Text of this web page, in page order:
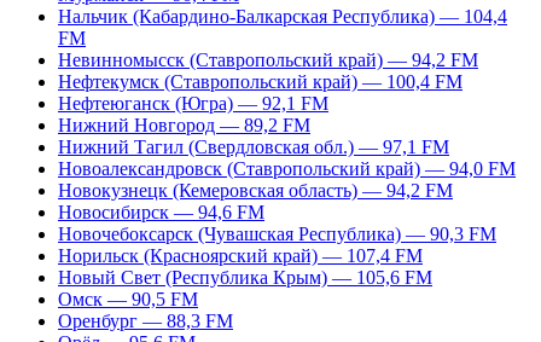
Нальчик (Кабардино-Балкарская Республика) — 104,4
FM
Невинномысск (Ставропольский край) — 94,2 FM
Нефтекумск (Ставропольский край) — 100,4 FM
Нефтеюганск (Югра) — 92,1 FM
Нижний Новгород — 89,2 FM
Нижний Тагил (Свердловская обл.) — 97,1 FM
Новоалександровск (Ставропольский край) — 94,0 FM
Новокузнецк (Кемеровская область) — 94,2 FM
Новосибирск — 94,6 FM
Новочебоксарск (Чувашская Республика) — 90,3 FM
Норильск (Красноярский край) — 107,4 FM
Новый Свет (Республика Крым) — 105,6 FM
Омск — 90,5 FM
Оренбург — 88,3 FM